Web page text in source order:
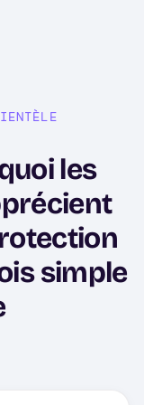
les
simple